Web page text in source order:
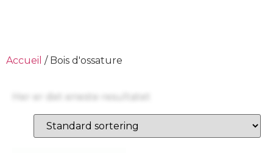
Accueil / Bois d'ossature
Her er det eneste resultatet